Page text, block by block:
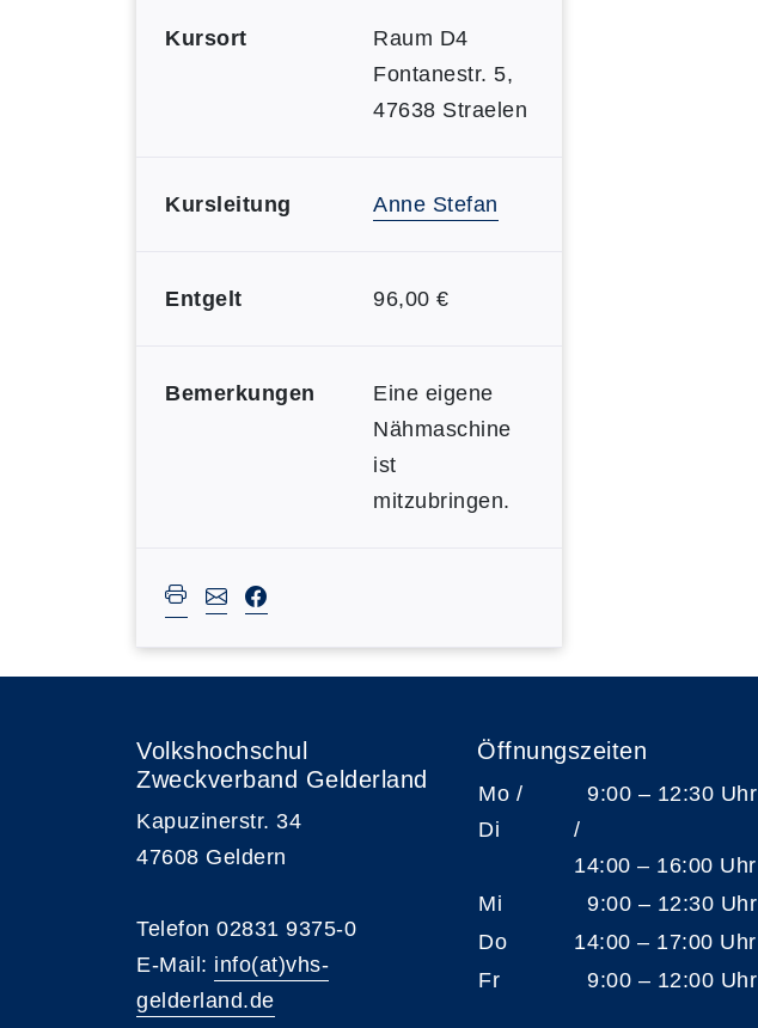
Kursort
Raum D4
Fontanestr. 5,
47638 Straelen
Kursleitung Anne Stefan
Entgelt 96,00 €
Bemerkungen
Eine eigene
Nähmaschine
ist
mitzubringen.
Volkshochschul
Zweckverband Gelderland
Kapuzinerstr. 34
47608 Geldern
Telefon 02831 9375-0
E-Mail: info(at)vhs-
gelderland.de
Öffnungszeiten
Mo /
Di
9:00 – 12:30 Uhr
/
14:00 – 16:00 Uhr
Mi
9:00 – 12:30 Uhr
Do
14:00 – 17:00 Uhr
Fr
9:00 – 12:00 Uhr